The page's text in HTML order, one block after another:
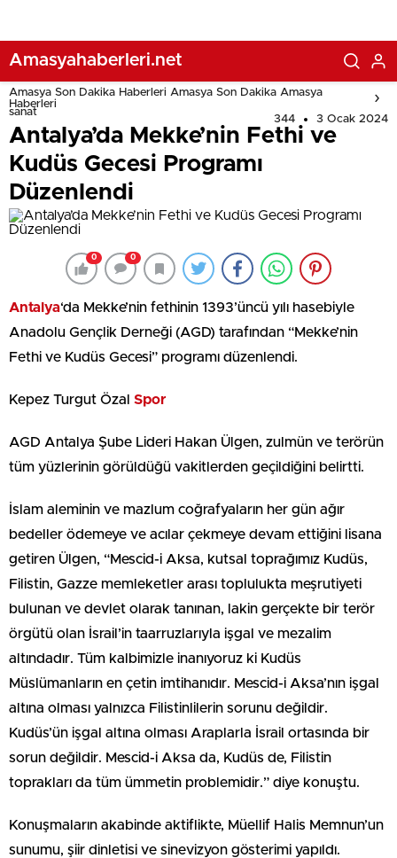
Amasyahaberleri.net
Amasya Son Dakika Haberleri Amasya Son Dakika Amasya
Haberleri
sanat
344 3 Ocak 2024
Antalya’da Mekke’nin Fethi ve
Kudüs Gecesi Programı
Düzenlendi
0 0
Antalya‘da Mekke’nin fethinin 1393’üncü yılı hasebiyle
Anadolu Gençlik Derneği (AGD) tarafından “Mekke’nin
Fethi ve Kudüs Gecesi” programı düzenlendi.
Kepez Turgut Özal Spor
AGD Antalya Şube Lideri Hakan Ülgen, zulmün ve terörün
tüm yüzlerinin görüldüğü vakitlerden geçildiğini belirtti.
İslam aleminin ve mazlum coğrafyaların her gün ağır
bedeller ödemeye ve acılar çekmeye devam ettiğini lisana
getiren Ülgen, “Mescid-i Aksa, kutsal toprağımız Kudüs,
Filistin, Gazze memleketler arası toplulukta meşrutiyeti
bulunan ve devlet olarak tanınan, lakin gerçekte bir terör
örgütü olan İsrail’in taarruzlarıyla işgal ve mezalim
altındadır. Tüm kalbimizle inanıyoruz ki Kudüs
Müslümanların en çetin imtihanıdır. Mescid-i Aksa’nın işgal
altına olması yalnızca Filistinlilerin sorunu değildir.
Kudüs’ün işgal altına olması Araplarla İsrail ortasında bir
sorun değildir. Mescid-i Aksa da, Kudüs de, Filistin
toprakları da tüm ümmetin problemidir.” diye konuştu.
Konuşmaların akabinde aktiflikte, Müellif Halis Memnun’un
sunumu, şiir dinletisi ve sinevizyon gösterimi yapıldı.